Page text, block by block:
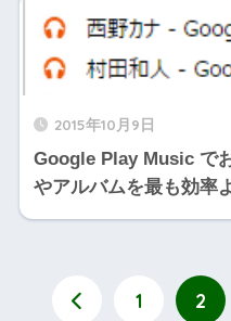
2015年10月9日
Google Play Music で
やアルバムを最も効率
1 2